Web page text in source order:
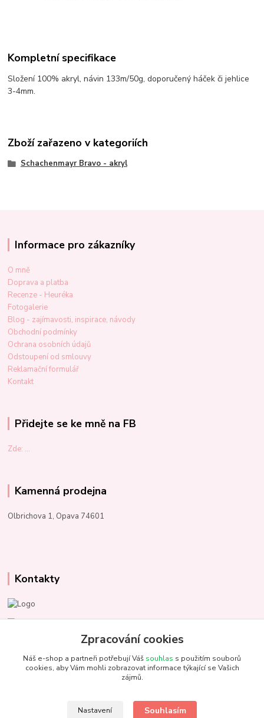
Kompletní specifikace
Složení 100% akryl, návin 133m/50g, doporučený háček či jehlice
3-4mm.
Zboží zařazeno v kategoriích
Schachenmayr Bravo - akryl
Informace pro zákazníky
O mně
Doprava a platba
Recenze - Heuréka
Fotogalerie
Blog - zajímavosti, inspirace, návody
Obchodní podmínky
Ochrana osobních údajů
Odstoupení od smlouvy
Reklamační formulář
Kontakt
Přidejte se ke mně na FB
Zde: ...
Kamenná prodejna
Olbrichova 1, Opava 74601
Kontakty
Marcela Kupková
+420 731 153 484
info@unezbednychklubicek.cz
Zpracování cookies
Náš e-shop a partneři potřebují Váš souhlas s použitím souborů
cookies, aby Vám mohli zobrazovat informace týkající se Vašich
zájmů.
Nastavení Souhlasím